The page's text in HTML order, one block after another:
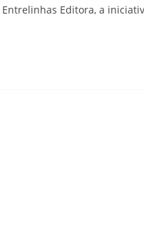
Entrelinhas Editora, a